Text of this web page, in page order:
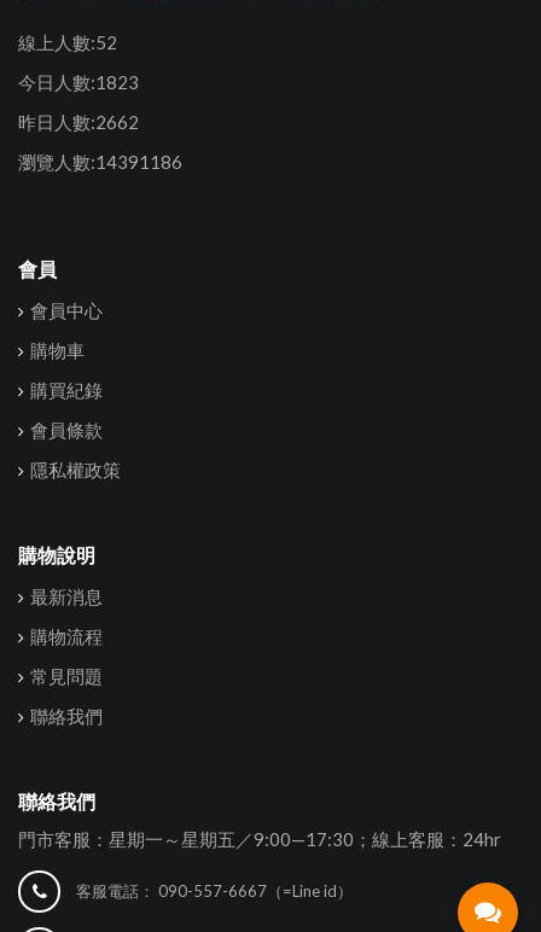
線上人數:52
今日人數:1823
昨日人數:2662
瀏覽人數:14391186
會員
會員中心
購物車
購買紀錄
會員條款
隱私權政策
購物說明
最新消息
購物流程
常見問題
聯絡我們
聯絡我們
門市客服：星期一～星期五／9:00—17:30；線上客服：24hr
客服電話： 090-557-6667（=Line id）